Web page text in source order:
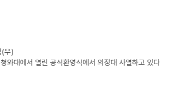
(우)
와대에서 열린 공식환영식에서 의장대 사열하고 있다